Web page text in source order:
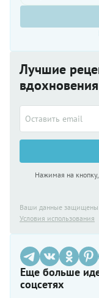
Лучшие
Нажимая на
Ваши данные защищены
Условия использования
Еще больше
соцсетях